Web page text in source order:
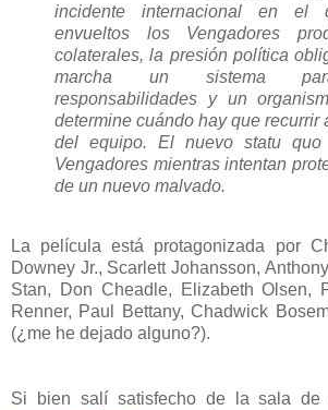
incidente internacional en el
envueltos los Vengadores
colaterales, la presión política
marcha un sistema
responsabilidades y un
determine cuándo hay que recurrir
del equipo. El nuevo statu
Vengadores mientras intentan
de un nuevo malvado.
La película está protagonizada por
Downey Jr., Scarlett Johansson,
Stan, Don Cheadle, Elizabeth Olsen,
Renner, Paul Bettany, Chadwick
(¿me he dejado alguno?).
Si bien salí satisfecho de la sala